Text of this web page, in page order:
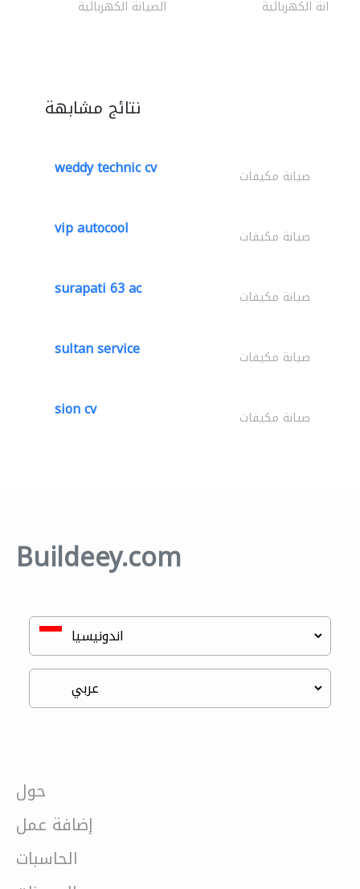
الصيانة الكهربائية الصيانة الكهربائية
نتائج مشابهة
weddy technic cv صيانة مكيفات
vip autocool صيانة مكيفات
surapati 63 ac صيانة مكيفات
sultan service صيانة مكيفات
sion cv صيانة مكيفات
Buildeey.com
حول
إضافة عمل
الحاسبات